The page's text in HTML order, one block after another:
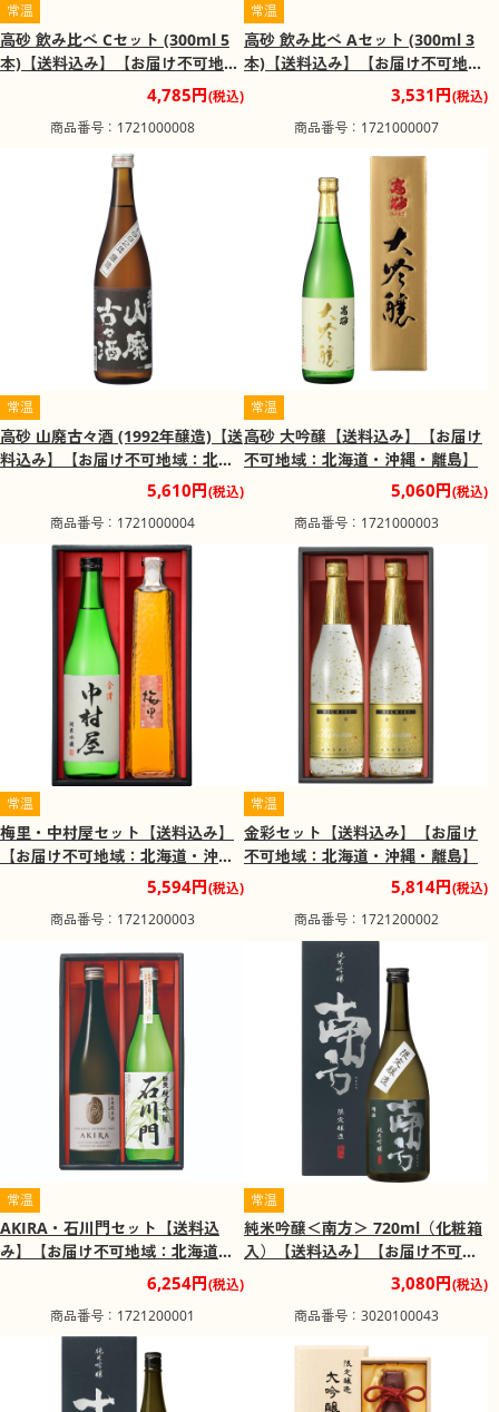
常温
高砂 飲み比べ Cセット (300ml 5
本)【送料込み】【お届け不可地
域：北海道・沖縄・離島】
4,785円(税込)
商品番号：1721000008
常温
高砂 飲み比べ Aセット (300ml 3
本)【送料込み】【お届け不可地
域：北海道・沖縄・離島】
3,531円(税込)
商品番号：1721000007
常温
高砂 山廃古々酒 (1992年醸造)【送
料込み】【お届け不可地域：北海
5,610円(税込)
商品番号：1721000004
常温
高砂 大吟醸【送料込み】【お届け
不可地域：北海道・沖縄・離島】
5,060円(税込)
商品番号：1721000003
常温
梅里・中村屋セット【送料込み】
【お届け不可地域：北海道・沖
5,594円(税込)
商品番号：1721200003
常温
金彩セット【送料込み】【お届け
不可地域：北海道・沖縄・離島】
5,814円(税込)
商品番号：1721200002
常温
AKIRA・石川門セット【送料込
み】【お届け不可地域：北海道・
6,254円(税込)
商品番号：1721200001
常温
純米吟醸＜南方＞ 720ml（化粧箱
入）【送料込み】【お届け不可地
域：北海道・沖縄・離島】
3,080円(税込)
商品番号：3020100043